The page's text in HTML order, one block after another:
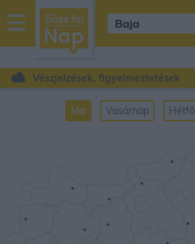
sussfelnap.hu
időjárás
Vészjelzések, figyelmeztetések
Ma Vasárnap Hétfő